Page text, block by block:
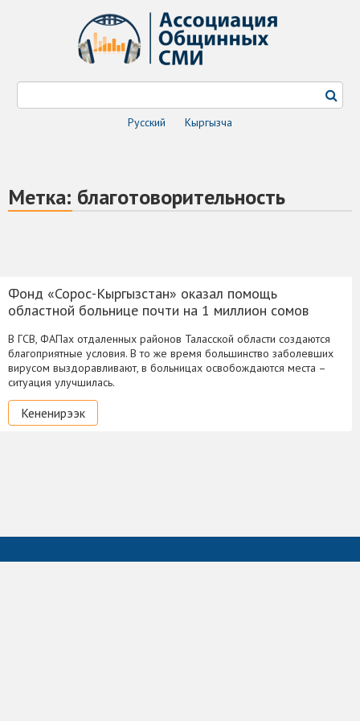
Русский Кыргызча
Метка: благотоворительность
Фонд «Сорос-Кыргызстан» оказал помощь
областной больнице почти на 1 миллион сомов
В ГСВ, ФАПах отдаленных районов Таласской области создаются
благоприятные условия. В то же время большинство заболевших
вирусом выздоравливают, в больницах освобождаются места –
ситуация улучшилась.
Кененирээк